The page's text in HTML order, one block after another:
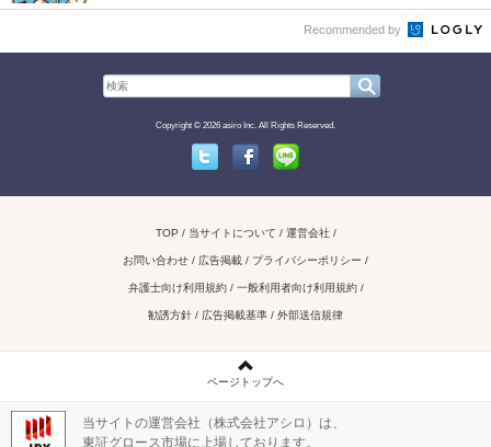
Recommended by
Copyright © 2026 asiro Inc. All Rights Reserved.
TOP 当サイトについて 運営会社
お問い合わせ / 広告掲載 プライバシーポリシー
弁護士向け利用規約 一般利用者向け利用規約
勧誘方針 広告掲載基準 外部送信規律
ページトップへ
当サイトの運営会社（株式会社アシロ）は、
東証グロース市場に上場しております。